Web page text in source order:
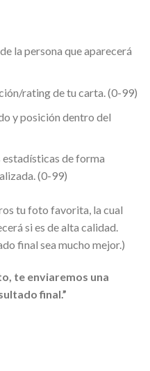
la persona que aparecerá
rating de tu carta. (0-99)
y posición dentro del
de forma
(0-99)
tu foto favorita, la cual
si es de alta calidad.
final sea mucho mejor.)
te enviaremos una
final.”